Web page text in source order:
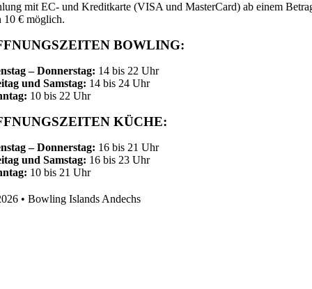
mit EC- und Kreditkarte (VISA und MasterCard) ab einem
10 € möglich.
BOWLING:
– Donnerstag: 14 bis 22 Uhr
und Samstag: 14 bis 24 Uhr
10 bis 22 Uhr
KÜCHE:
– Donnerstag: 16 bis 21 Uhr
und Samstag: 16 bis 23 Uhr
10 bis 21 Uhr
• Bowling Islands Andechs